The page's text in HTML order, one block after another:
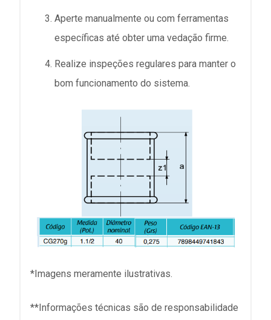
Aperte manualmente ou com ferramentas
específicas até obter uma vedação firme.
Realize inspeções regulares para manter o
bom funcionamento do sistema.
*Imagens meramente ilustrativas.
**Informações técnicas são de responsabilidade